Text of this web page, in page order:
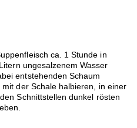
ca. 1 Stunde in
ungesalzenem Wasser
entstehenden Schaum
der Schale halbieren, in einer
Schnittstellen dunkel rösten